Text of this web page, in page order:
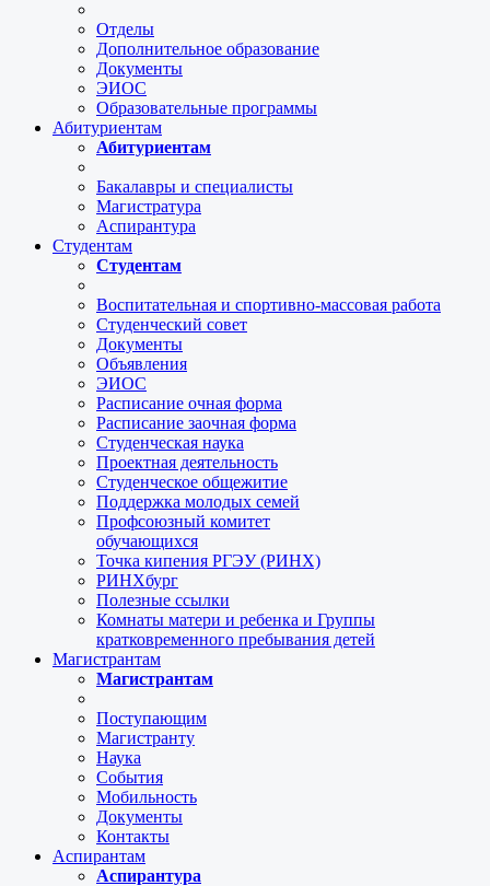
Отделы
Дополнительное образование
Документы
ЭИОС
Образовательные программы
Абитуриентам
Абитуриентам
Бакалавры и специалисты
Магистратура
Аспирантура
Студентам
Студентам
Воспитательная и спортивно-массовая работа
Студенческий совет
Документы
Объявления
ЭИОС
Расписание очная форма
Расписание заочная форма
Студенческая наука
Проектная деятельность
Студенческое общежитие
Поддержка молодых семей
Профсоюзный комитет
обучающихся
Точка кипения РГЭУ (РИНХ)
РИНХбург
Полезные ссылки
Комнаты матери и ребенка и Группы
кратковременного пребывания детей
Магистрантам
Магистрантам
Поступающим
Магистранту
Наука
События
Мобильность
Документы
Контакты
Аспирантам
Аспирантура